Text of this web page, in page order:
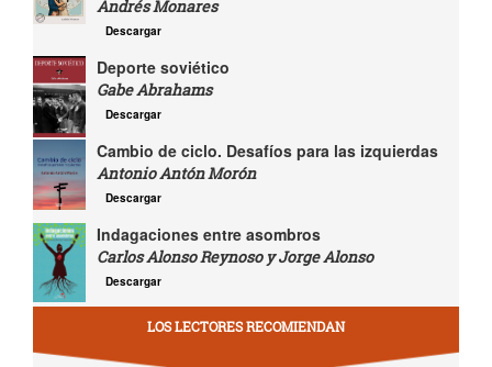
Andrés Monares
Descargar
Deporte soviético
Gabe Abrahams
Descargar
Cambio de ciclo. Desafíos para las izquierdas
Antonio Antón Morón
Descargar
Indagaciones entre asombros
Carlos Alonso Reynoso y Jorge Alonso
Descargar
LOS LECTORES RECOMIENDAN